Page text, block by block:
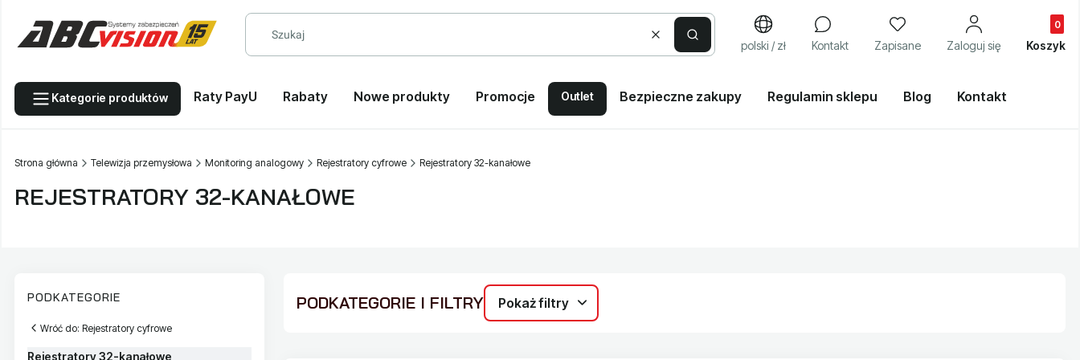
WyczyśćSzukaj polski / zł Kontakt Zapisane Zaloguj się Koszyk
Kategorie produktów Raty PayU Rabaty Nowe produkty Promocje Outlet Bezpieczne zakupy Regulamin sklepu Blog Kontakt
Strona główna Telewizja przemysłowa Monitoring analogowy Rejestratory cyfrowe Rejestratory 32-kanałowe
REJESTRATORY 32-KANAŁOWE
PODKATEGORIE
Wróć do: Rejestratory cyfrowe
Rejestratory 32-kanałowe
PODKATEGORIE I FILTRY Pokaż filtry